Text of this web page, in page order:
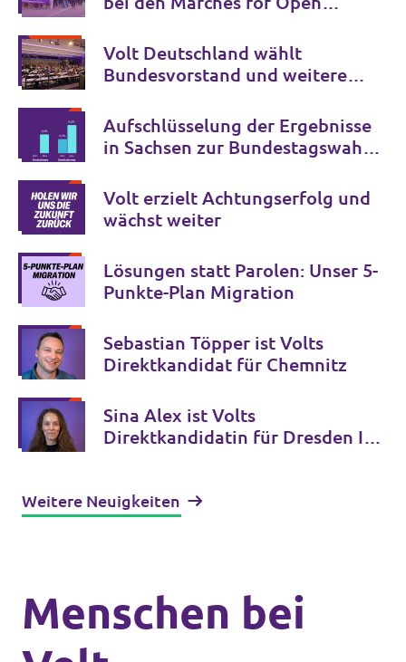
in Europa ein
Volt Deutschland wählt
Bundesvorstand und weitere
kommenden Jahre
Aufschlüsselung der Ergebnisse
in Sachsen zur Bundestagswahl
Volt erzielt Achtungserfolg und
wächst weiter
Lösungen statt Parolen: Unser 5-
Punkte-Plan Migration
Sebastian Töpper ist Volts
Direktkandidat für Chemnitz
Sina Alex ist Volts
Direktkandidatin für Dresden II /
Weitere Neuigkeiten
Menschen bei